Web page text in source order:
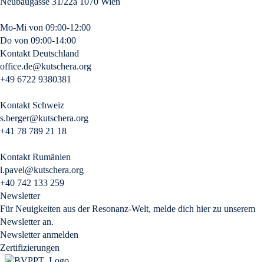
Mo-Mi von 09:00-12:00
Do von 09:00-14:00
Kontakt Deutschland
office.de@kutschera.org
+49 6722 9380381
Kontakt Schweiz
s.berger@kutschera.org
+41 78 789 21 18
Kontakt Rumänien
l.pavel@kutschera.org
+40 742 133 259
Newsletter
Für Neuigkeiten aus der Resonanz-Welt, melde dich hier zu unserem
Newsletter an.
Newsletter anmelden
Zertifizierungen